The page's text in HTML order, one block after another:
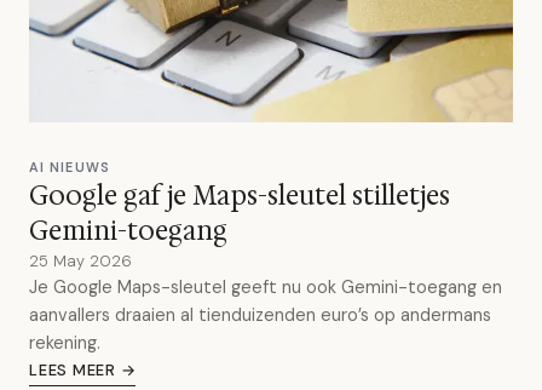
AI NIEUWS
Google gaf je Maps-sleutel stilletjes
Gemini-toegang
25 May 2026
Je Google Maps-sleutel geeft nu ook Gemini-toegang en
aanvallers draaien al tienduizenden euro’s op andermans
rekening.
LEES MEER →